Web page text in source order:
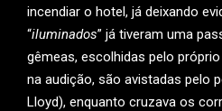
incendiar o hotel, já deixando
“iluminados” já tiveram uma
gêmeas, escolhidas pelo
na audição, são avistadas pelo
Lloyd), enquanto cruzava os